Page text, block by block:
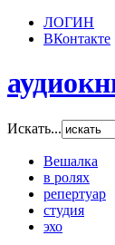
ЛОГИН
ВКонтакте
Искать...
Вешалка
в ролях
репертуар
студия
эхо